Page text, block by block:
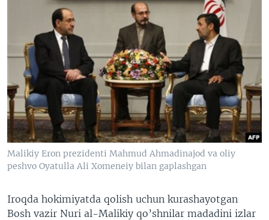
VASHINGTON CHOYXONASI
MOBIL-SALOM!
VIDEO
XABARLAR SURATLARDA
YOUTUBE
INSTAGRAM
ODNOKLASSNIKI
TELEGRAM
TWITTER
SOUNDCLOUD
Learning English
VOA
Malikiy Eron prezidenti Mahmud Ahmadinajod va oliy
peshvo Oyatulla Ali Xomeneiy bilan gaplashgan
Iroqda hokimiyatda qolish uchun kurashayotgan
Bosh vazir Nuri al-Malikiy qo’shnilar madadini izlar